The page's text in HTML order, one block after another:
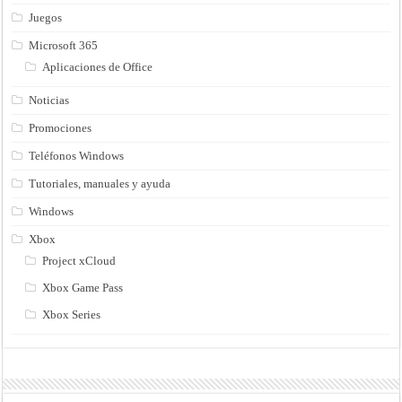
Juegos
Microsoft 365
Aplicaciones de Office
Noticias
Promociones
Teléfonos Windows
Tutoriales, manuales y ayuda
Windows
Xbox
Project xCloud
Xbox Game Pass
Xbox Series